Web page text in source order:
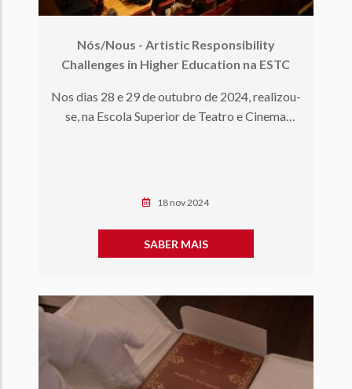
Nós/Nous - Artistic Responsibility
Challenges in Higher Education na ESTC
Nos dias 28 e 29 de outubro de 2024, realizou-
se, na Escola Superior de Teatro e Cinema
18 nov 2024
SABER MAIS